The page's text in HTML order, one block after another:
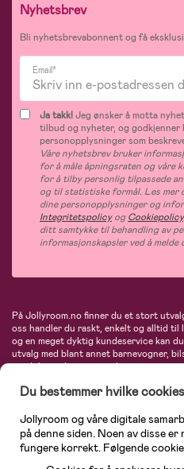
Nyhetsbrev
Bli nyhetsbrevabonnent og få
Email*
Ja takk!Jeg ønsker å motta
tilbud og nyheter, og godkjenner
personopplysninger som
Våre nyhetsbrev bruker
for å måle åpningsraten og våre
for å tilby personlig tilpassede
og til statistiske formål. Les mer
dine personopplysninger og
IntegritetspolicyogCookiepolicy
ditt samtykke til behandling av
informasjonskapsler ved å melde
På Jollyroom.no finner du et stort
oss handler du raskt, enkelt og alltid til
og en meget dyktig kundeservice kan
utvalg med blant annet barnevogner,
produkter til mor, mengder av
Maxi-Cosi, Baby Jogger, BabyBjörn,
største nettbutikk for barn og baby!
Du bestemmer hvilke
Jollyroom og våre digitale
på denne siden. Noen av disse
fungere korrekt. Følgende